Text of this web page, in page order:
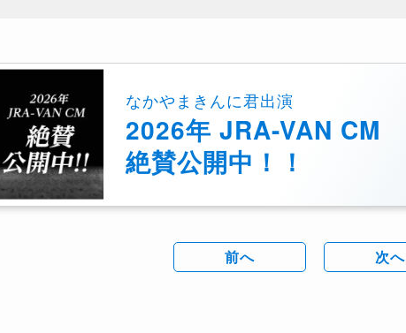
なかやまきんに君出演
2026年 JRA-VAN CM
絶賛公開中！！
前へ 次へ